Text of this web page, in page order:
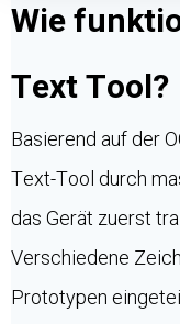
Wie
Text Tool?
Basierend auf der
Text-Tool durch
das Gerät zuerst
Verschiedene
Prototypen